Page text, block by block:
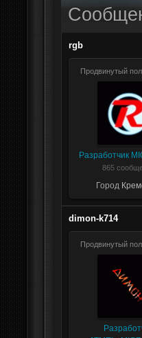
rgb
Продвинутый
Разработчик
865
Город
dimon-k714
Продвинутый